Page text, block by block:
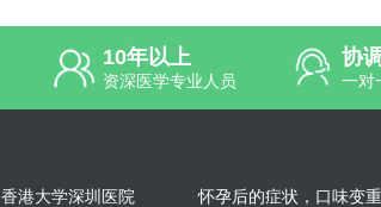
10年以上
资深医学专业人员
协
一对
香港大学深圳医院
怀孕后的症状，口味变重